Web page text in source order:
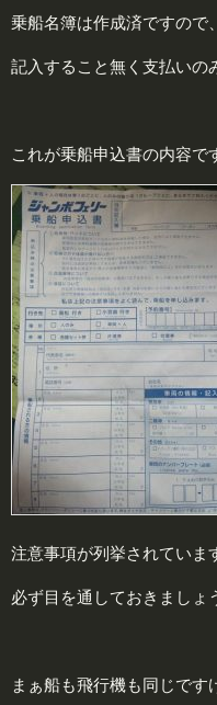
乗船名簿は作成済ですので
記入すること無く支払いの
これが乗船申込書の内容で
注意事項が列挙されていま
必ず目を通しておきましょ
まぁ船も飛行機も同じです